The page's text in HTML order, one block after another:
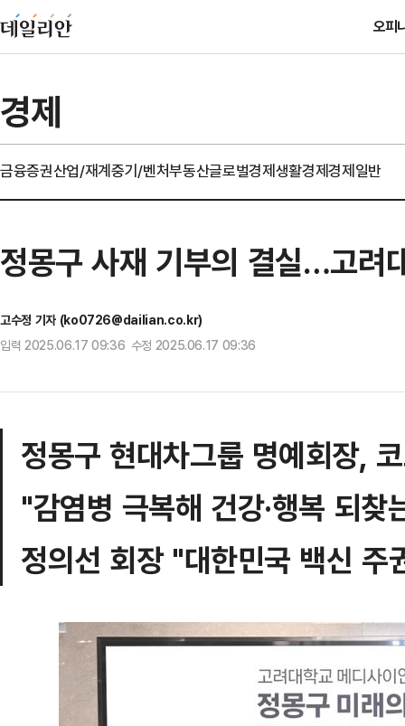
오피
경제
금융증권산업/재계중기/벤처부동산글로벌경제생활경제경제일반
정몽구 사재 기부의 결실…고려
고수정 기자 (ko0726@dailian.co.kr)
입력 2025.06.17 09:36 수정 2025.06.17 09:36
정몽구 현대차그룹 명예회장,
"감염병 극복해 건강·행복 되
정의선 회장 "대한민국 백신